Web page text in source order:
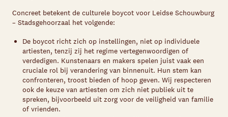
Concreet betekent de culturele boycot voor Leidse Schouwburg
– Stadsgehoorzaal het volgende:
De boycot richt zich op instellingen, niet op individuele
artiesten, tenzij zij het regime vertegenwoordigen of
verdedigen. Kunstenaars en makers spelen juist vaak een
cruciale rol bij verandering van binnenuit. Hun stem kan
confronteren, troost bieden of hoop geven. Wij respecteren
ook de keuze van artiesten om zich niet publiek uit te
spreken, bijvoorbeeld uit zorg voor de veiligheid van familie
of vrienden.